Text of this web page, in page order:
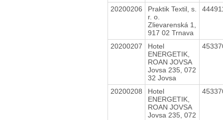
20200206
Praktik Textil, s.
r. o.
Zlievarenská 1,
917 02 Trnava
20200207
Hotel
ENERGETIK,
ROAN JOVSA
Jovsa 235, 072
32 Jovsa
20200208
Hotel
ENERGETIK,
ROAN JOVSA
Jovsa 235, 072